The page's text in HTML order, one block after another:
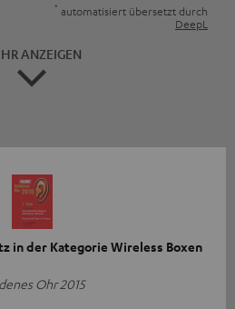
* automatisiert übersetzt durch
DeepL
ANZEIGEN
in der Kategorie Wireless Boxen
Ohr 2015